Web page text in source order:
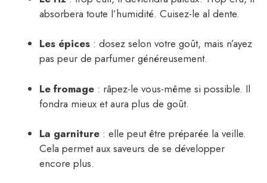
absorbera toute l’humidité. Cuisez-le al dente.
Les épices : dosez selon votre goût, mais n’ayez
pas peur de parfumer généreusement.
Le fromage : râpez-le vous-même si possible. Il
fondra mieux et aura plus de goût.
La garniture : elle peut être préparée la veille.
Cela permet aux saveurs de se développer
encore plus.